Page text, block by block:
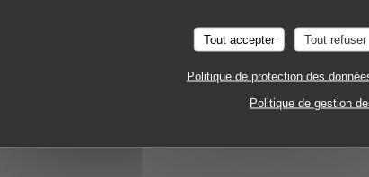
Tout accepter Tout refuser
Politique de protection des
Politique de gestion